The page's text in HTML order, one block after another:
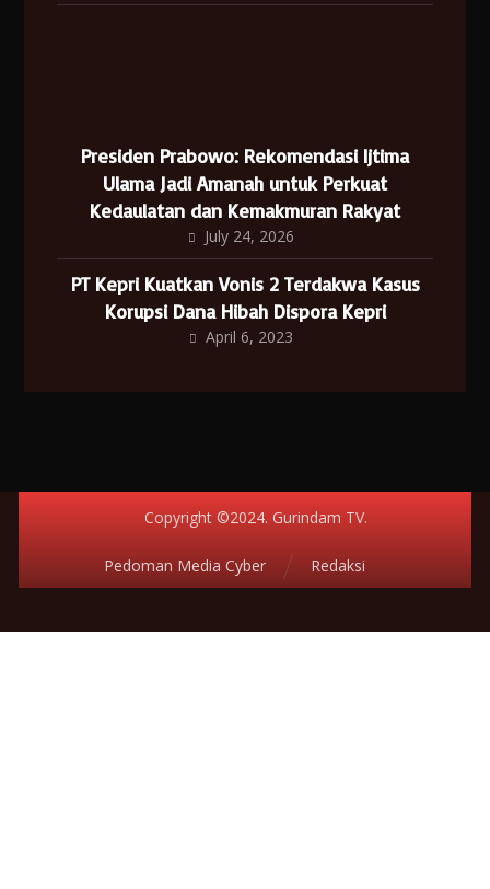
Presiden Prabowo: Rekomendasi Ijtima
Ulama Jadi Amanah untuk Perkuat
Kedaulatan dan Kemakmuran Rakyat
July 24, 2026
PT Kepri Kuatkan Vonis 2 Terdakwa Kasus
Korupsi Dana Hibah Dispora Kepri
April 6, 2023
Copyright ©2024. Gurindam TV.
Redaksi
Pedoman Media Cyber